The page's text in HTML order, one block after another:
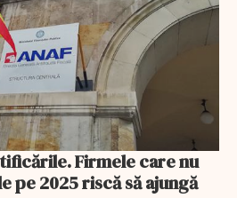
Firmele care nu
pe 2025 riscă să ajungă